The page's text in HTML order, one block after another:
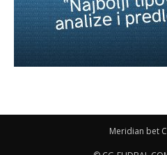
Meridian bet